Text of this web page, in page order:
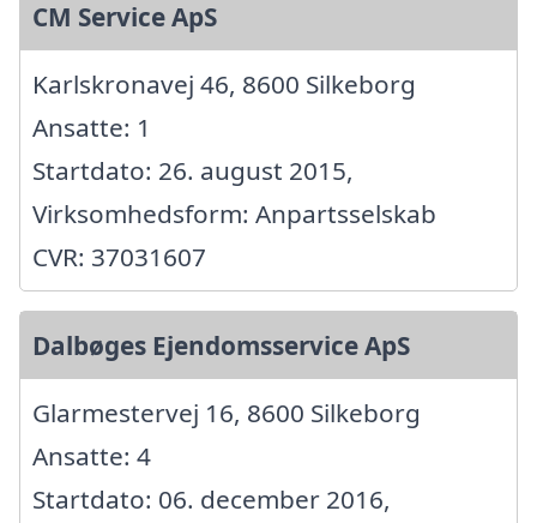
CM Service ApS
Karlskronavej 46, 8600 Silkeborg
Ansatte: 1
Startdato: 26. august 2015,
Virksomhedsform: Anpartsselskab
CVR: 37031607
Dalbøges Ejendomsservice ApS
Glarmestervej 16, 8600 Silkeborg
Ansatte: 4
Startdato: 06. december 2016,